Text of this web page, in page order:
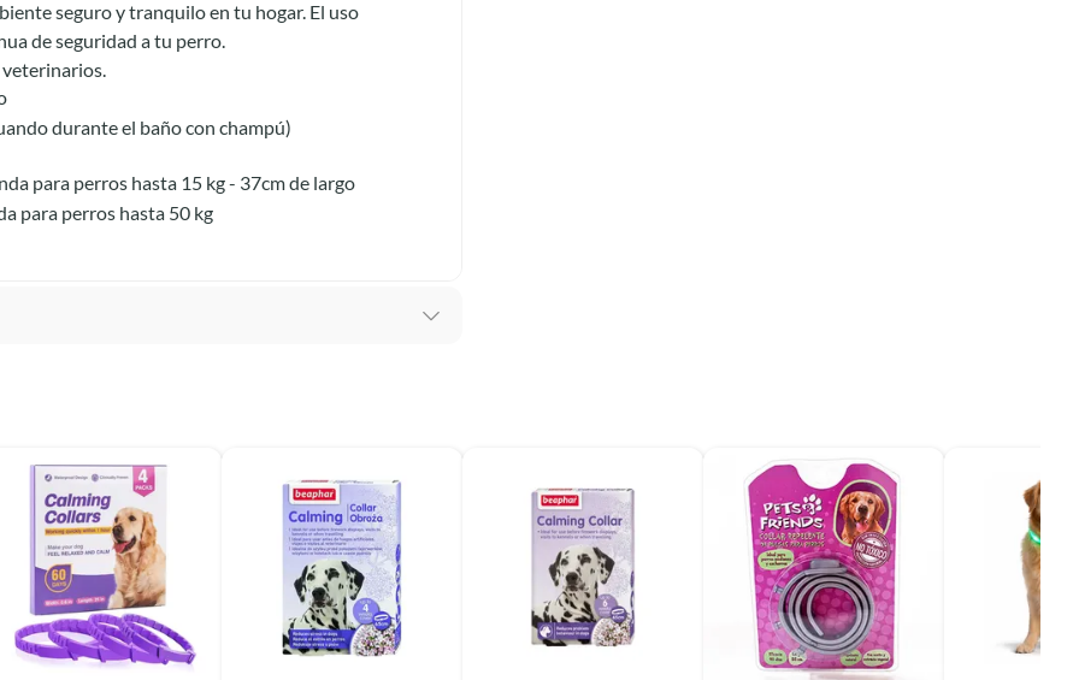
. Debe estar en perfecto estado, con todas sus
electrónica, por ejemplo, cupones de experiencia o
seguro y tranquilo en tu hogar. El uso
de seguridad a tu perro.
durante el baño con champú)
para perros hasta 15 kg - 37cm de largo
para perros hasta 50 kg